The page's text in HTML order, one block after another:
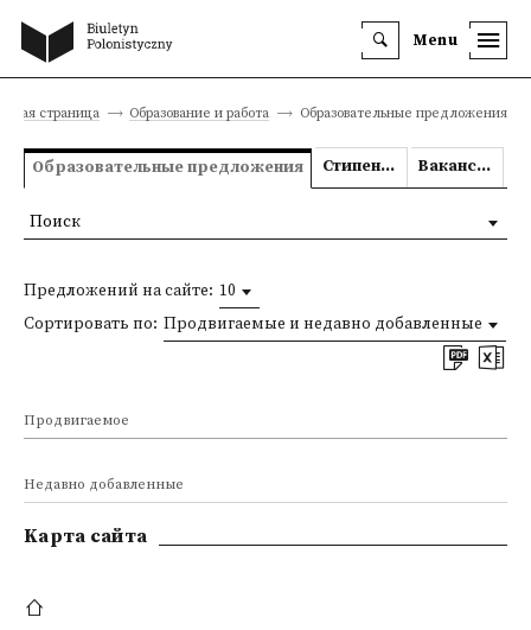
Menu
страница Образование и работа Образовательные предложения
Образовательные предложения Стипендии Вакансии
Предложений на сайте: 10
Сортировать по: Продвигаемые и недавно добавленные
Продвигаемое
Недавно добавленные
Поиск
Kарта сайта